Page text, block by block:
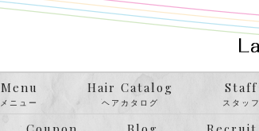
Menu
メニュー
Hair Catalog
ヘアカタログ
Staff
スタッフ